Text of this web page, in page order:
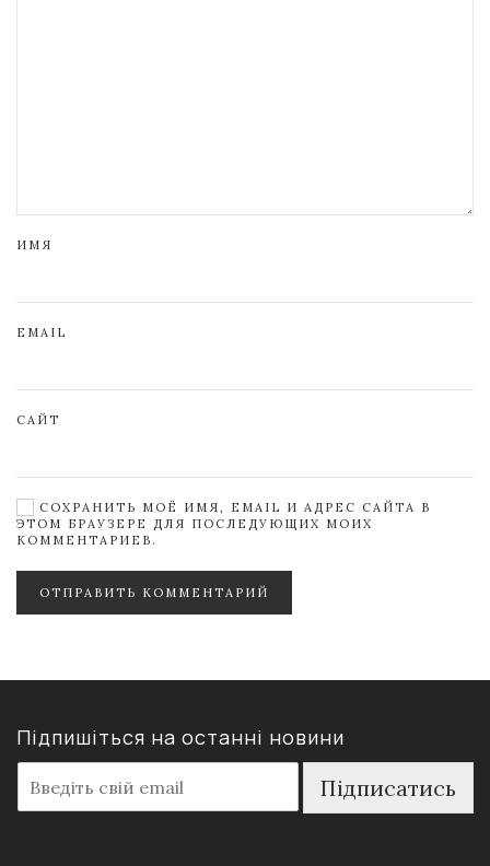
ИМЯ
EMAIL
САЙТ
СОХРАНИТЬ МОЁ ИМЯ, EMAIL И АДРЕС САЙТА В
ЭТОМ БРАУЗЕРЕ ДЛЯ ПОСЛЕДУЮЩИХ МОИХ
КОММЕНТАРИЕВ.
ОТПРАВИТЬ КОММЕНТАРИЙ
Підпишіться на останні новини
m
a
Підписатись